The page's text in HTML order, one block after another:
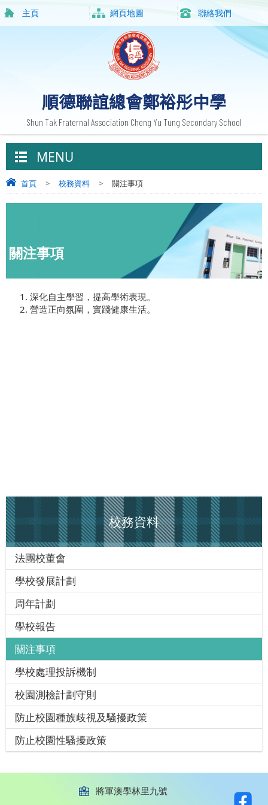
順德聯誼總會鄭裕彤中學
Shun Tak Fraternal Association Cheng Yu Tung Secondary School
主頁 網頁地圖 聯絡我們
MENU
首頁 > 校務資料 > 關注事項
關注事項
深化自主學習，提高學術表現。
營造正向氛圍，實踐健康生活。
校務資料
法團校董會
學校發展計劃
周年計劃
學校報告
關注事項
學校處理投訴機制
校園測檢計劃守則
防止校園種族歧視及騷擾政策
防止校園性騷擾政策
將軍澳學林里九號